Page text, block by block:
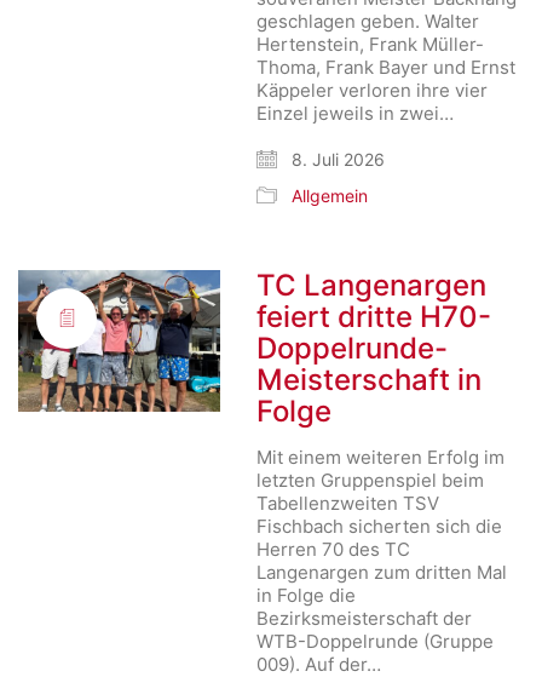
geschlagen geben. Walter
Hertenstein, Frank Müller-
Thoma, Frank Bayer und Ernst
Käppeler verloren ihre vier
Einzel jeweils in zwei…
8. Juli 2026
Allgemein
TC Langenargen
feiert dritte H70-
Doppelrunde-
Meisterschaft in
Folge
Mit einem weiteren Erfolg im
letzten Gruppenspiel beim
Tabellenzweiten TSV
Fischbach sicherten sich die
Herren 70 des TC
Langenargen zum dritten Mal
in Folge die
Bezirksmeisterschaft der
WTB-Doppelrunde (Gruppe
009). Auf der…